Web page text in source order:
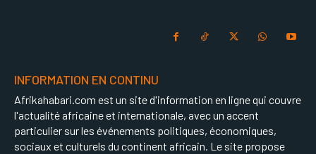
INFORMATION EN CONTINU
Afrikahabari.com est un site d'information en ligne qui couvre
l'actualité africaine et internationale, avec un accent
particulier sur les événements politiques, économiques,
sociaux et culturels du continent africain. Le site propose